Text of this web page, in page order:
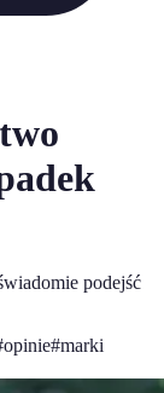
podejść
opinie#marki